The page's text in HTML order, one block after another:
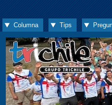
Columna Tips